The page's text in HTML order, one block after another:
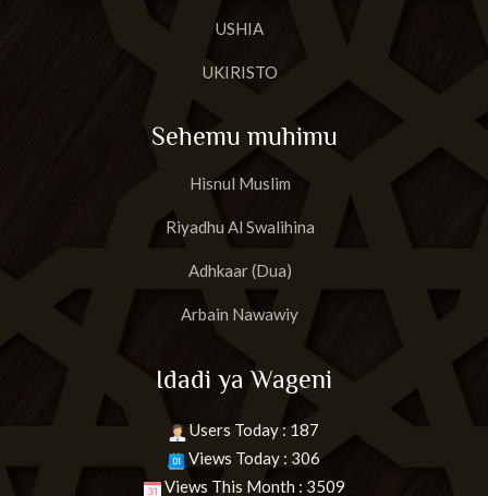
USHIA
UKIRISTO
Sehemu muhimu
Hisnul Muslim
Riyadhu Al Swalihina
Adhkaar (Dua)
Arbain Nawawiy
Idadi ya Wageni
Users Today : 187
Views Today : 306
Views This Month : 3509